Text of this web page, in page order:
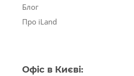
Блог
Про iLand
Офіс в Києві: